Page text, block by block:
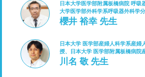
日本大学医学部附属板橋病院 呼吸
大学医学部外科学系呼吸器外科学
櫻井 裕幸 先生
日本大学 医学部産婦人科学系産
授、日本大学 医学部附属板橋病
川名 敬 先生